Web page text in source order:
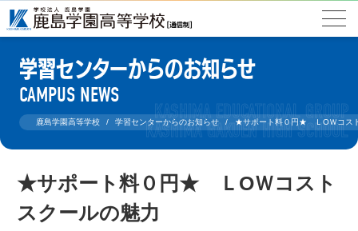
学習センターからのお知らせ
CAMPUS NEWS
鹿島学園高等学校 学習センターからのお知らせ ★サポート料０円★ ＬOＷコス
★サポート料０円★ ＬOＷコスト
スクールの魅力